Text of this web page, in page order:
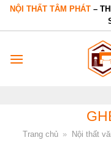
Bỏ
dung
NỘI THẤT TÂM PHÁT –
Trang chủ » Nội thất